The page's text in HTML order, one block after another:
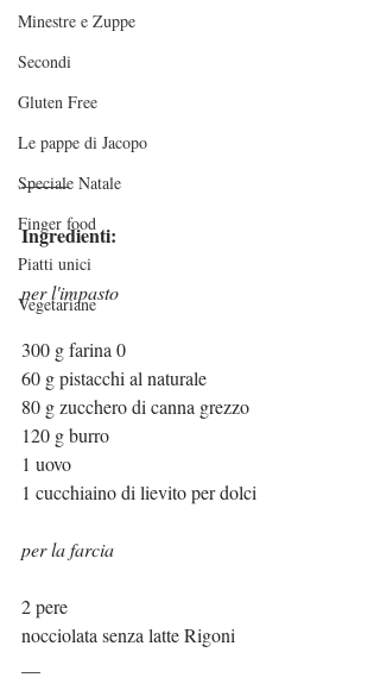
Minestre e Zuppe
Secondi
Gluten Free
Le pappe di Jacopo
Speciale Natale
Finger food
Piatti unici
Vegetariane
_____
Ingredienti:
per l'impasto
300 g farina 0
60 g pistacchi al naturale
80 g zucchero di canna grezzo
120 g burro
1 uovo
1 cucchiaino di lievito per dolci
per la farcia
2 pere
nocciolata senza latte Rigoni